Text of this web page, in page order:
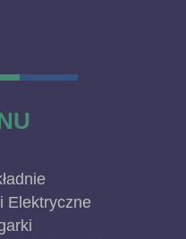
Elektryczne